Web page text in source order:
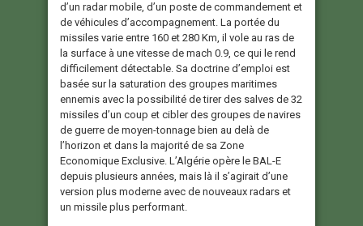
d’un radar mobile, d’un poste de commandement et
de véhicules d’accompagnement. La portée du
missiles varie entre 160 et 280 Km, il vole au ras de
la surface à une vitesse de mach 0.9, ce qui le rend
difficilement détectable. Sa doctrine d’emploi est
basée sur la saturation des groupes maritimes
ennemis avec la possibilité de tirer des salves de 32
missiles d’un coup et cibler des groupes de navires
de guerre de moyen-tonnage bien au delà de
l’horizon et dans la majorité de sa Zone
Economique Exclusive. L’Algérie opère le BAL-E
depuis plusieurs années, mais là il s’agirait d’une
version plus moderne avec de nouveaux radars et
un missile plus performant.